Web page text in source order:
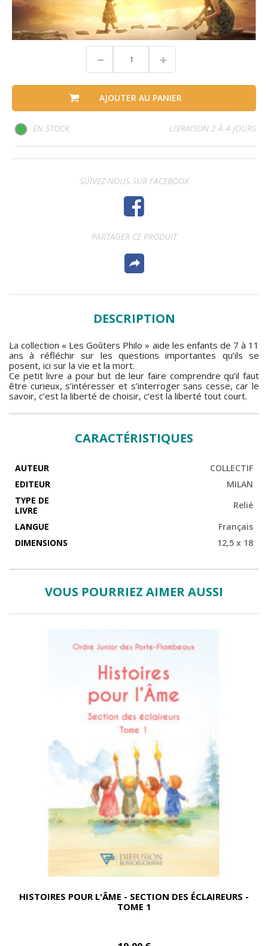
AJOUTER AU PANIER
EN STOCK LIVRAISON 2 À 4 JOURS
SUIVEZ-NOUS SUR FACEBOOK
PARTAGER CE PRODUIT
DESCRIPTION
La collection « Les Goûters Philo » aide les enfants de 7 à 11
ans à réfléchir sur les questions importantes qu’ils se
posent, ici sur la vie et la mort.
Ce petit livre a pour but de leur faire comprendre qu’il faut
être curieux, s’intéresser et s’interroger sans cesse, car le
savoir, c’est la liberté de choisir, c’est la liberté tout court.
CARACTÉRISTIQUES
AUTEUR
COLLECTIF
EDITEUR
MILAN
TYPE DE
LIVRE
Relié
LANGUE
Français
DIMENSIONS
12,5 x 18
VOUS POURRIEZ AIMER AUSSI
HISTOIRES POUR L'ÂME - SECTION DES ÉCLAIREURS -
TOME 1